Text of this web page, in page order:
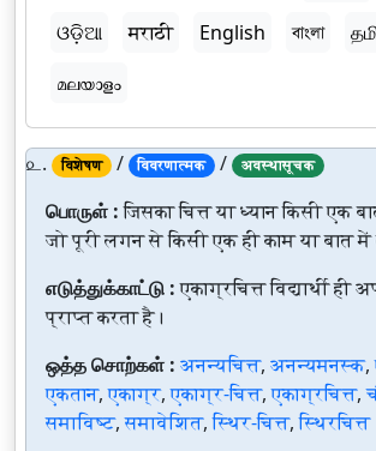
ଓଡ଼ିଆ
मराठी English বাংলা
മലയാളം
௨. विशेषण / विवरणात्मक / अवस्थासूचक
பொருள் :जिसका चित्त या ध्यान किसी एक
जो पूरी लगन से किसी एक ही काम या बात में
எடுத்துக்காட்டு :एकाग्रचित्त विद्यार्थी ही
प्राप्त करता है।
ஒத்த சொற்கள் : अनन्यचित्त, अनन्यमनस्क,
एकतान,एकाग्र,एकाग्र-चित्त,एकाग्रचित्त,
समाविष्ट,समावेशित,स्थिर-चित्त,स्थिरचित्त